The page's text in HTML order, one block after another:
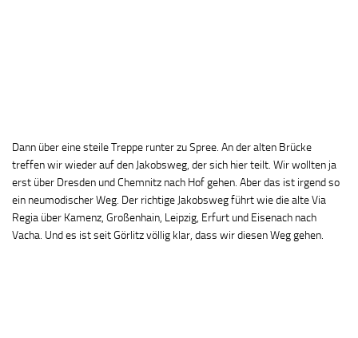
Dann über eine steile Treppe runter zu Spree. An der alten Brücke
treffen wir wieder auf den Jakobsweg, der sich hier teilt. Wir wollten ja
erst über Dresden und Chemnitz nach Hof gehen. Aber das ist irgend so
ein neumodischer Weg. Der richtige Jakobsweg führt wie die alte Via
Regia über Kamenz, Großenhain, Leipzig, Erfurt und Eisenach nach
Vacha. Und es ist seit Görlitz völlig klar, dass wir diesen Weg gehen.